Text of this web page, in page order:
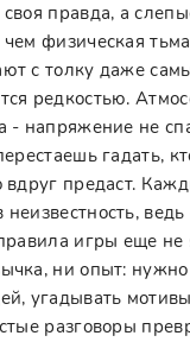
правда, а
физическая
с толку даже
редкостью.
- напряжение не
гадать,
вдруг предаст.
ведь
игры еще не
ни опыт: нужно
угадывать
разговоры